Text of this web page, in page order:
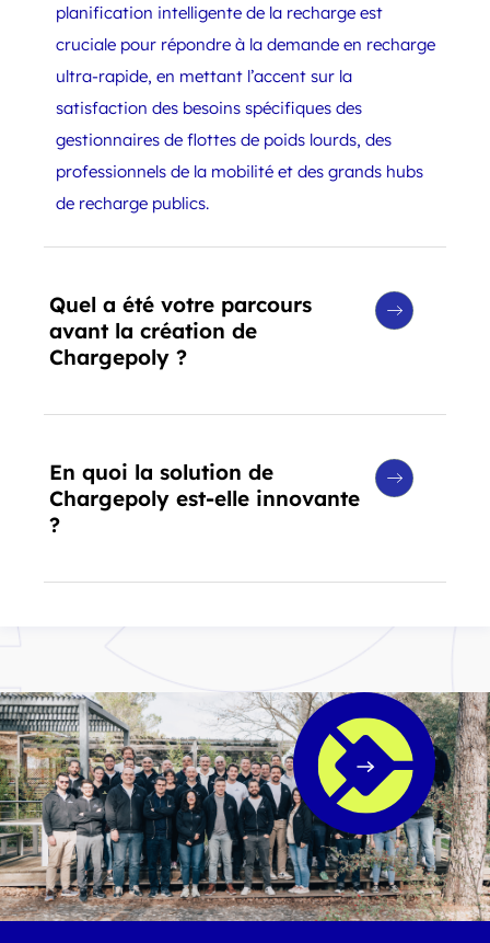
planification intelligente de la recharge est
cruciale pour répondre à la demande en recharge
ultra-rapide, en mettant l’accent sur la
satisfaction des besoins spécifiques des
gestionnaires de flottes de poids lourds, des
professionnels de la mobilité et des grands hubs
de recharge publics.
Quel a été votre parcours
avant la création de
Chargepoly ?
En quoi la solution de
Chargepoly est-elle innovante
?